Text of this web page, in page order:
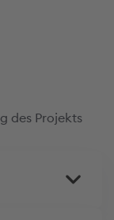
des Projekts